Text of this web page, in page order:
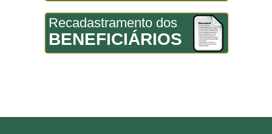
Recadastramento dos
BENEFICIÁRIOS